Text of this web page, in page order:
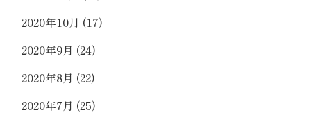
2020年10月 (17)
2020年9月 (24)
2020年8月 (22)
2020年7月 (25)